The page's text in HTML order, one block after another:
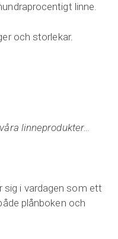
linne.
och storlekar.
linneprodukter…
sig i vardagen som ett
plånboken och